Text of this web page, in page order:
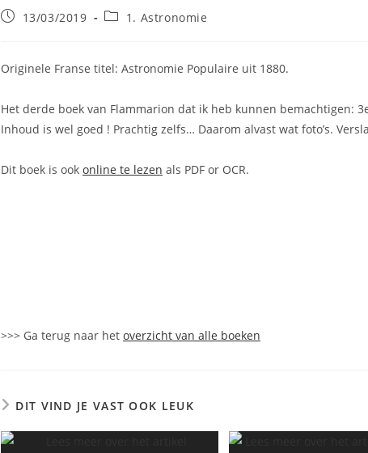
Bericht13/03/2019 Berichtcategorie:
1. Astronomie
Originele Franse titel: Astronomie Populaire uit 1880.
Het derde boek van Flammarion dat ik heb kunnen bemachtigen:
Inhoud is wel goed ! Prachtig zelfs… Daarom alvast wat foto’s.
Dit boek is ook online te lezen als PDF or OCR.
>>> Ga terug naar het overzicht van alle boeken
DIT VIND JE VAST OOK LEUK